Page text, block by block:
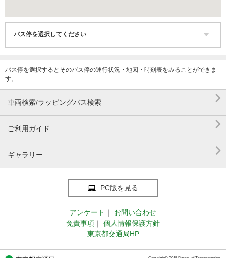
バス停を選択するとそのバス停の運行状況・地図・時刻表をみることができま
す。
車両検索/ラッピングバス検索 
ご利用ガイド 
ギャラリー 
PC版を見る
アンケート ｜
お問い合わせ
免責事項 ｜
個人情報保護方針
東京都交通局HP